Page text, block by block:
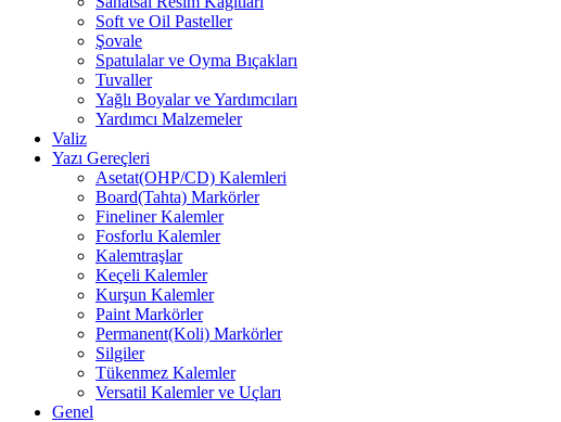
Soft ve Oil Pasteller
Şovale
Spatulalar ve Oyma Bıçakları
Tuvaller
Yağlı Boyalar ve Yardımcıları
Yardımcı Malzemeler
Valiz
Yazı Gereçleri
Asetat(OHP/CD) Kalemleri
Board(Tahta) Markörler
Fineliner Kalemler
Fosforlu Kalemler
Kalemtraşlar
Keçeli Kalemler
Kurşun Kalemler
Paint Markörler
Permanent(Koli) Markörler
Silgiler
Tükenmez Kalemler
Versatil Kalemler ve Uçları
Genel